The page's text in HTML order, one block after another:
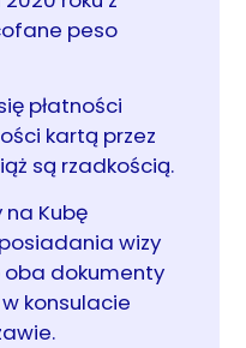
peso
płatności
kartą przez
są rzadkością.
Kubę
wizy
dokumenty
konsulacie